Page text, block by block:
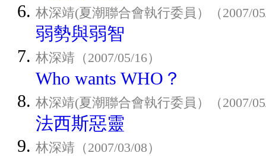
林深靖(夏潮聯合會執行委員）（2007/
弱勢與弱智
林深靖（2007/05/16）
Who wants WHO？
林深靖(夏潮聯合會執行委員）（2007/
法西斯惡靈
林深靖（2007/03/08）